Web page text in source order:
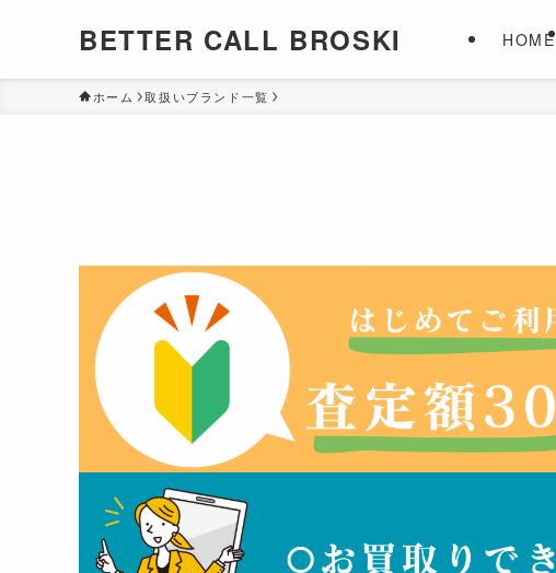
BETTER CALL BROSKI HOME
ホーム 取扱いブランド一覧